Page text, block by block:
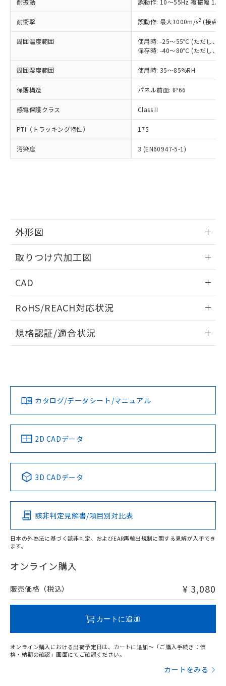
耐振動 誤動作: 10～55Hz 複振幅
耐衝撃 誤動作: 最大1000m/s2 (接点
周囲温度範囲
使用時: -25～55℃ (ただし、氷
保存時: -40～80℃ (ただし、氷
周囲湿度範囲 使用時: 35～85%RH
保護構造 パネル前面: IP66
感電保護クラス Class II
PTI（トラッキング特性） 175
汚染度 3 (EN60947-5-1)
外形図
取りつけ穴加工図
CAD
ドすることができます。
ログイン/会員登録
ダウンロードデータをご利用いただく前に、以下を必ずお読
みください。
ソフトウェアの使用条件
RoHS/REACH対応状況
EU RoHS 注意事項・凡例
対応済み
中国 RoHS 注意事項・凡例
Pb Hg Cd Cr(VI)
O
在庫等で未対応品が混在する可能性があります。
問い合わせください。
規格認証/適合状況
カタログ/データシート/マニュアル
2D CADデータ
3D CADデータ
該非判定見解書/項目別対比表
日本の外為法に基づく該非判定、およびEAR再輸出規制に関する見解が入手でき
ます。
オンライン購入
販売価格（税込） ¥ 3,080
カートに追加
オンライン購入における出荷予定日は、カートに追加～「ご購入手続き：価
格・納期の確認」画面にてご確認ください。
カートをみる
正式な納期状況および標準価格はお客
様のお取引先、またはお客様担当のオ
ムロン制御機器販売店・当社販売員に
オムロン制御機器販売店や当社販売拠
販売ネットワーク
」をご確認
在庫状況および標準価格結果を当社の
事前の承諾なく第三者に漏洩または開
示しないようお願いします。
マイパーツ機能（部品リスト作成サー
ビス）をご利用いただくには、I-Web
メンバーズにご登録されている必要が
お客様が当ウェブサイト上で当社にご
指します。
但し、RoHS指令で産業用監視および制御機器に対する
適用除外項目は除く。
フタル酸エステル類の４物質については閾値を超える意
図的な使用がないことを確認しています。
部品在庫の切り替え状況などにより、予定
月が前後することがあります。
※3 非含有証明書ダウンロード
51物質の非含有証明書（当社基準）
※本証明書は発行日時点で非含有を証明す
るもので、過去に遡って非含有を証明する
ものではありません。
また、RoHS指令のフタル酸エステル類４
欄に対応日を記載しておりました。
既に当社にて対応品への在庫切替を完了
していることから、特段のことがない限
り、2022年1月12日より割愛しておりま
す。
DBP(フタル酸ジブチル) : 1000ppm、 DIBP(フタル酸ジ
イソブチル) : 1000ppm、 BBP(フタル酸ブチルベンジ
DEHP(フタル酸ビス(2-エチルヘキシル)) : 1000ppm
準値以下であることを示します。
「10」：通常の使用状況下において有害物
質が外部に漏えいし、環境に深刻な影響を
及ぼさない年数を意味します。
「－」：未確認です。当社販売部門へお問
全に破砕するなど、違法に輸出されな
いよう必要な手段を講じます。
当社は貴社製品を、核兵器、ミサイ
ル、化学兵器、生物兵器またはその他
武器並びにこれらの製造装置等に一切
当社は、貴社製品を第三者に販売する
場合は、上記1、2および3の内容を当
該第三者に通知します。また当社は、
販売先および販売に係わる関係者が違
法に輸出するおそれがある場合は、取
り引きをいたしません。
一定数には満たないが在庫あり
－
在庫なし(最新の在庫状況につ
いては、お客様のお取引先、ま
たはお客様担当のオムロン制御
機器販売店・当社販売員にご確
空
受注生産機種、また在庫状況の
情報を公開していない機種